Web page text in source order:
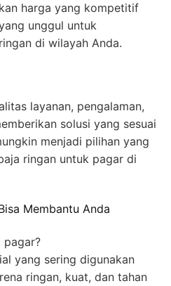
harga yang kompetitif
unggul untuk
di wilayah Anda.
layanan, pengalaman,
solusi yang sesuai
menjadi pilihan yang
ringan untuk pagar di
Membantu Anda
pagar?
yang sering digunakan
ringan, kuat, dan tahan